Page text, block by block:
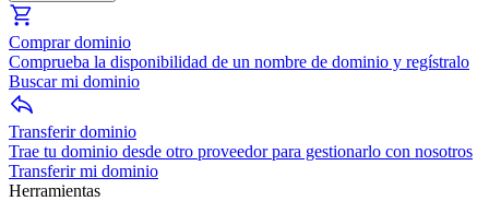
Comprar dominio
Comprueba la disponibilidad de un nombre de dominio y regístralo
Buscar mi dominio
Transferir dominio
Trae tu dominio desde otro proveedor para gestionarlo con nosotros
Transferir mi dominio
Herramientas